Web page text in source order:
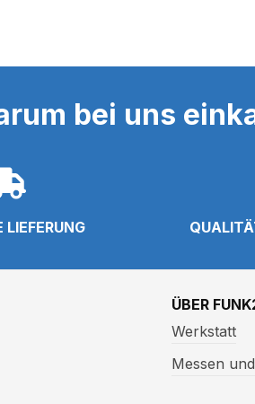
bei uns
LIEFERUNG
ÜBER
Werkstatt
Messen